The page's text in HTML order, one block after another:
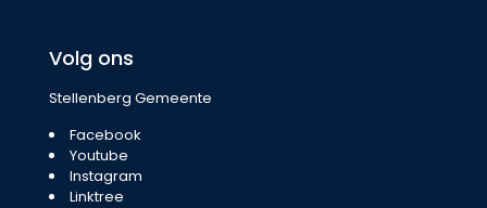
Volg ons
Stellenberg Gemeente
Facebook
Youtube
Instagram
Linktree